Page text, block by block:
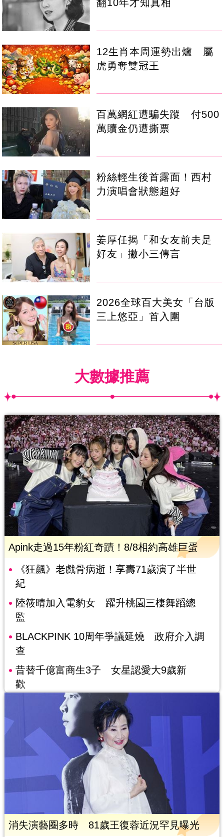
翻10年才知真相
12生肖本周運勢出爐 屬
虎勇奪雙冠王
百萬網紅遭騙失蹤 付500
萬贖金仍遭撕票
粉絲輕生後首露面！西村
力演唱會狀態超好
姜厚任揭「和女友前夫是
好友」撇小三傳言
2026全球百大美女「台版
三上悠亞」首入圍
大數據推薦
Apink走過15年粉紅奇蹟！8/8相約高雄巨蛋
《狂飆》老戲骨病逝！享壽71歲演了半世
紀
陸筱晴加入電豹女 躍升桃園三棲舞蹈總
監
BLACKPINK 10周年爭議延燒 政府介入調
查
昔替千億富商生3子 女星認愛大9歲新
歡
消失演藝圈多時 81歲王復蓉近況罕見曝光